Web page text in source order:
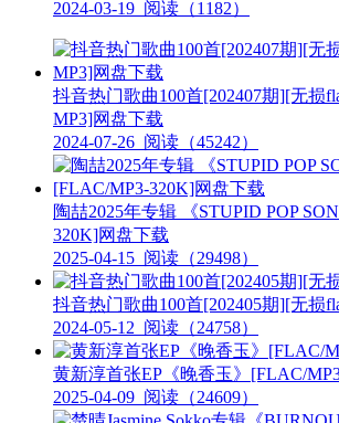
2024-03-19 阅读（1182）
抖音热门歌曲100首[202407期][无损
MP3]网盘下载
2024-07-26 阅读（45242）
陶喆2025年专辑 《STUPID POP
320K]网盘下载
2025-04-15 阅读（29498）
抖音热门歌曲100首[202405期][无损
2024-05-12 阅读（24758）
黄新淳首张EP《晚香玉》[FLAC/
2025-04-09 阅读（24609）